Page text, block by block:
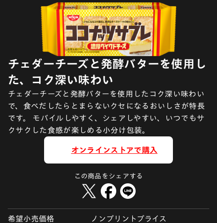
チェダーチーズと発酵バターを使用し
た、コク深い味わい
チェダーチーズと発酵バターを使用したコク深い味わい
で、食べだしたらとまらないクセになるおいしさが特長
です。 モバイルしやすく、シェアしやすい、いつでもサ
クサクした食感が楽しめる小分け包装。
オンラインストアで購入
この商品をシェアする
希望小売価格 ノンプリントプライス